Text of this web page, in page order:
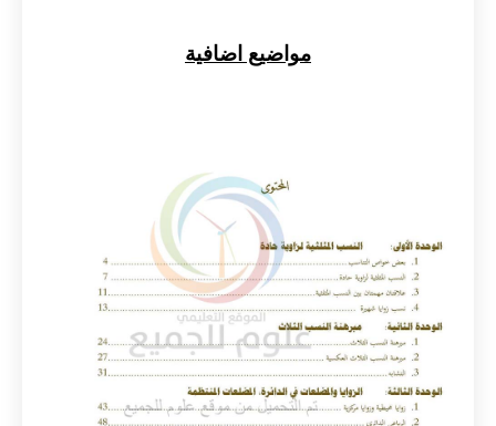
مواضيع اضافية